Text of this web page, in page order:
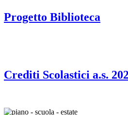
Progetto Biblioteca
Crediti Scolastici a.s.